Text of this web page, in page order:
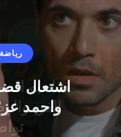
اشتعال
واحمد